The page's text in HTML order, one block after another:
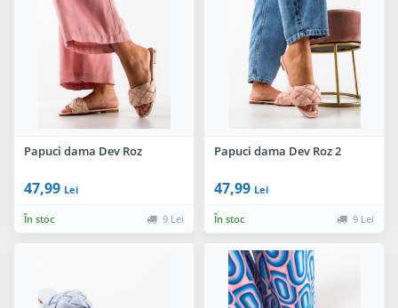
Papuci dama Dev Roz
47,99 Lei
În stoc 9 Lei
Papuci dama Dev Roz 2
47,99 Lei
În stoc 9 Lei